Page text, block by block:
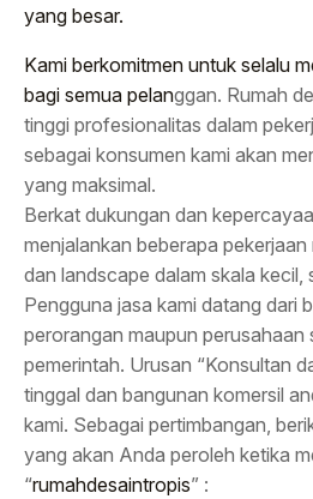
yang besar.
Kami berkomitmen untuk selalu
bagi semua pelanggan. Rumah
tinggi profesionalitas dalam
sebagai konsumen kami akan
yang maksimal.
Berkat dukungan dan
menjalankan beberapa
dan landscape dalam skala kecil,
Pengguna jasa kami datang dari
perorangan maupun perusahaan
pemerintah. Urusan “Konsultan
tinggal dan bangunan komersil
kami. Sebagai pertimbangan,
yang akan Anda peroleh ketika
“rumahdesaintropis” :